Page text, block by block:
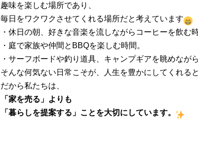
趣味を楽しむ場所であり、
毎日をワクワクさせてくれる場所だと考えています
・休日の朝、好きな音楽を流しながらコーヒーを飲む時
・庭で家族や仲間とBBQを楽しむ時間。
・サーフボードや釣り道具、キャンプギアを眺めなが
そんな何気ない日常こそが、人生を豊かにしてくれる
だから私たちは、
「家を売る」よりも
「暮らしを提案する」ことを大切にしています。